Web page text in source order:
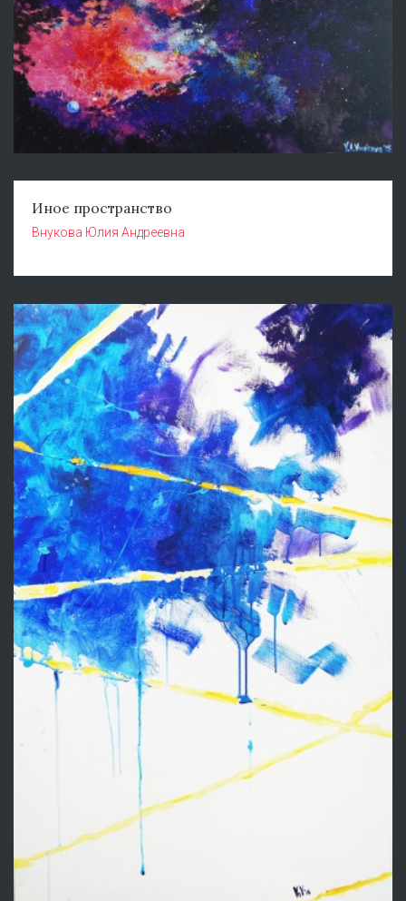
Иное пространство
Внукова Юлия Андреевна